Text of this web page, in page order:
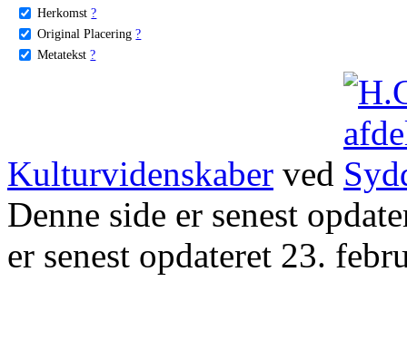
Herkomst ?
Original Placering ?
Metatekst ?
Kulturvidenskaber ved
Denne side er senest
er senest opdateret 23.